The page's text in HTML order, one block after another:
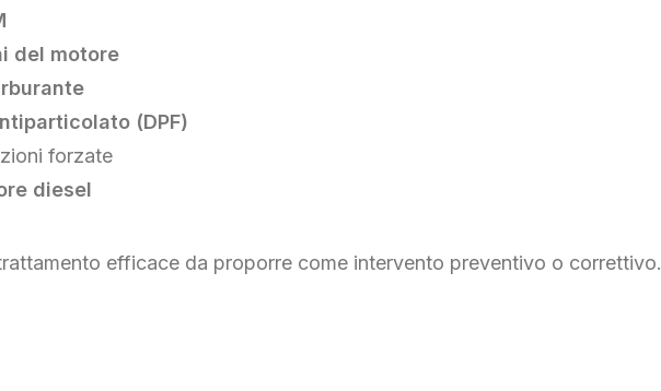
del motore
(DPF)
forzate
diesel
efficace da proporre come intervento preventivo o correttivo.